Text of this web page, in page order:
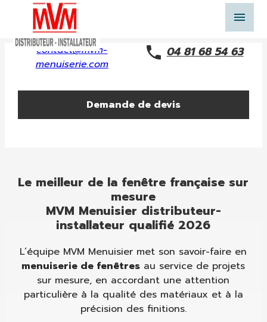
menu
contact@mvm-
menuiserie.com
04 81 68 54 63
Demande de devis
Le meilleur de la fenêtre française sur
mesure
MVM Menuisier distributeur-
installateur qualifié 2026
L’équipe MVM Menuisier met son savoir-faire en
menuiserie de fenêtres au service de projets
sur mesure, en accordant une attention
particulière à la qualité des matériaux et à la
précision des finitions.
Panneau de gestion des cookies